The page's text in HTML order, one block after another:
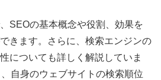
SEOの基本概念や役割、効果を
きます。さらに、検索エンジンの
についても詳しく解説していま
自身のウェブサイトの検索順位